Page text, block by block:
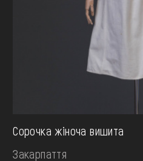
Сорочка жіноча вишита
Закарпаття